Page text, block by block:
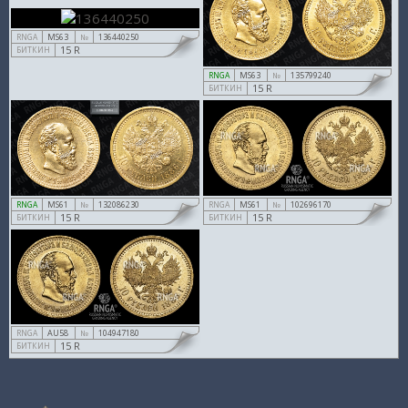
RNGA MS63 № 136440250
БИТКИН 15 R
RNGA MS63 № 135799240
БИТКИН 15 R
RNGA MS61 № 132086230
БИТКИН 15 R
RNGA MS61 № 102696170
БИТКИН 15 R
RNGA AU58 № 104947180
БИТКИН 15 R